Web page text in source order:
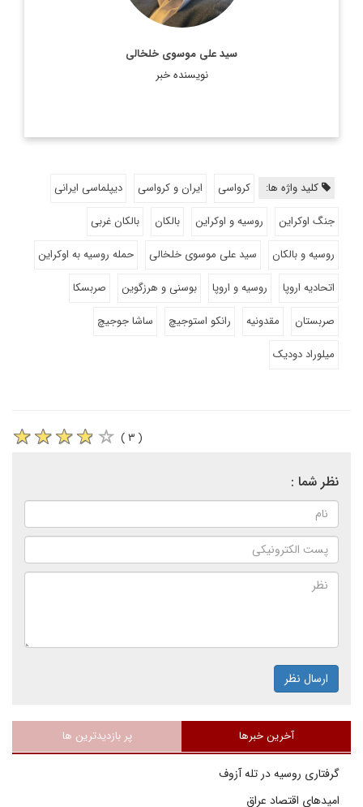
سید علی موسوی خلخالی
نویسنده خبر
کلید واژه ها: کرواسی ایران و کرواسی
دیپلماسی ایرانی
جنگ اوکراین
روسیه و اوکراین بالکان
بالکان غربی
روسیه و بالکان
سید علی موسوی خلخالی
حمله روسیه به اوکراین
اتحادیه اروپا
روسیه و اروپا بوسنی و هرزگوین
صربسکا
صربستان
مقدونیه رانکو استوجیچ
ساشا جوجیچ
میلوراد دودیک
( ۳ )
نظر شما :
ارسال نظر
آخرین خبرها پر بازدیدترین ها
گرفتاری روسیه در تله آزوف
امیدهای اقتصاد عراق